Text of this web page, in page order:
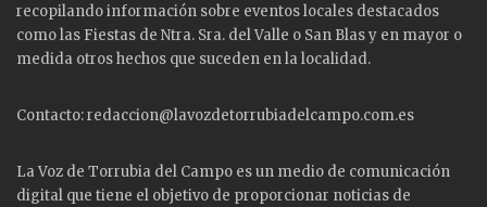
recopilando información sobre eventos locales destacados
como las Fiestas de Ntra. Sra. del Valle o San Blas y en mayor o
medida otros hechos que suceden en la localidad.
Contacto: redaccion@lavozdetorrubiadelcampo.com.es
La Voz de Torrubia del Campo es un medio de comunicación
digital que tiene el objetivo de proporcionar noticias de